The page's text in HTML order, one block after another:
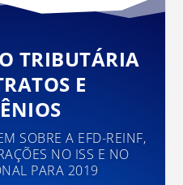
TRIBUTÁRIA
E
SOBRE A EFD-REINF,
NO ISS E NO
PARA 2019